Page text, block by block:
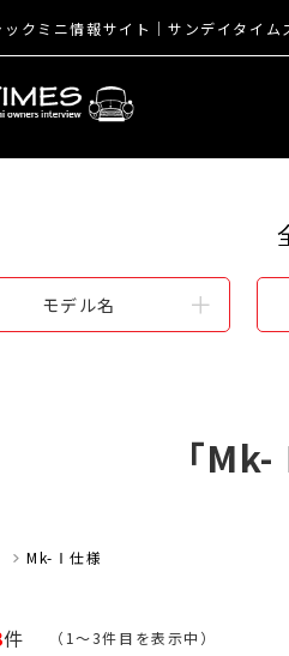
クミニ情報サイト│サンデイタイム
モデル名
「
Mk-Ⅰ仕様
件 （1～3件目を表示中）